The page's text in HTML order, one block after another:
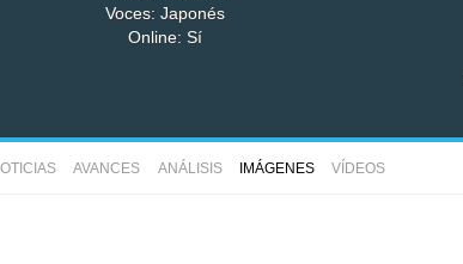
Voces: Japonés
Online: Sí
AVANCES ANÁLISIS IMÁGENES VÍDEOS